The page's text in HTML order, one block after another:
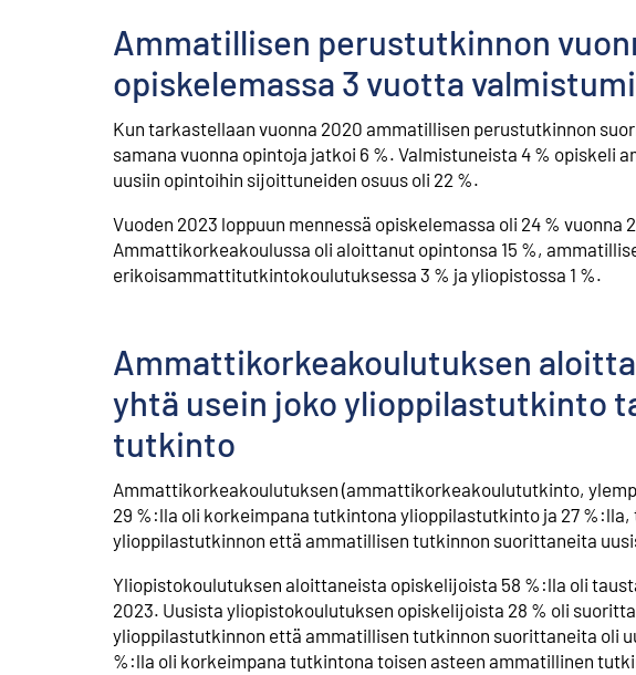
Ammatillisen perustutkinnon
opiskelemassa 3 vuotta
Kun tarkastellaan vuonna 2020 ammatillisen perustutkinnon
samana vuonna opintoja jatkoi 6 %. Valmistuneista 4 %
uusiin opintoihin sijoittuneiden osuus oli 22 %.
Vuoden 2023 loppuun mennessä opiskelemassa oli 24 %
Ammattikorkeakoulussa oli aloittanut opintonsa 15 %,
erikoisammattitutkintokoulutuksessa 3 % ja yliopistossa 1 %.
Ammattikorkeakoulutuksen
yhtä usein joko ylioppilastutkinto
tutkinto
Ammattikorkeakoulutuksen (ammattikorkeakoulututkinto,
29 %:lla oli korkeimpana tutkintona ylioppilastutkinto ja 27
ylioppilastutkinnon että ammatillisen tutkinnon suorittaneita
Yliopistokoulutuksen aloittaneista opiskelijoista 58 %:lla oli
2023. Uusista yliopistokoulutuksen opiskelijoista 28 % oli
ylioppilastutkinnon että ammatillisen tutkinnon suorittaneita oli
%:lla oli korkeimpana tutkintona toisen asteen ammatillinen